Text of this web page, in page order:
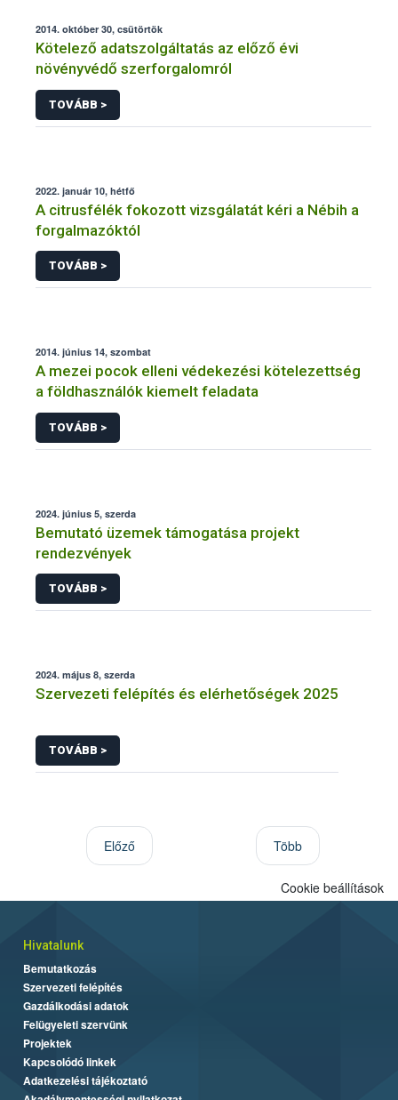
2014. október 30, csütörtök
Kötelező adatszolgáltatás az előző évi
növényvédő szerforgalomról
TOVÁBB >
2022. január 10, hétfő
A citrusfélék fokozott vizsgálatát kéri a Nébih a
forgalmazóktól
TOVÁBB >
2014. június 14, szombat
A mezei pocok elleni védekezési kötelezettség
a földhasználók kiemelt feladata
TOVÁBB >
2024. június 5, szerda
Bemutató üzemek támogatása projekt
rendezvények
TOVÁBB >
2024. május 8, szerda
Szervezeti felépítés és elérhetőségek 2025
TOVÁBB >
Előző Több
Cookie beállítások
Hivatalunk
Bemutatkozás
Szervezeti felépítés
Gazdálkodási adatok
Felügyeleti szervünk
Projektek
Kapcsolódó linkek
Adatkezelési tájékoztató